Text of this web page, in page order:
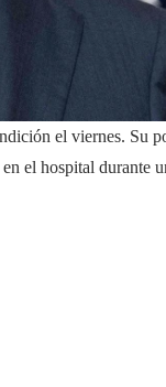
el viernes. Su
el hospital durante